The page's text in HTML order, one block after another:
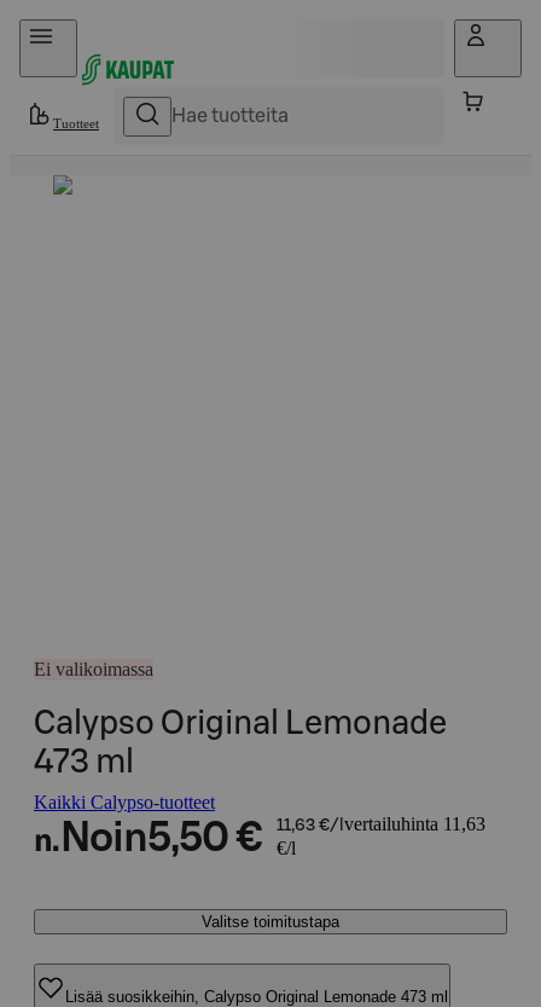
Hyppää sisältöön
Tuotteet
Ei valikoimassa
Calypso Original Lemonade
473 ml
Kaikki Calypso-tuotteet
n. Noin5,50 € 11,63 €/l vertailuhinta 11,63
€/l
Valitse toimitustapa
Lisää suosikkeihin, Calypso Original Lemonade 473 ml